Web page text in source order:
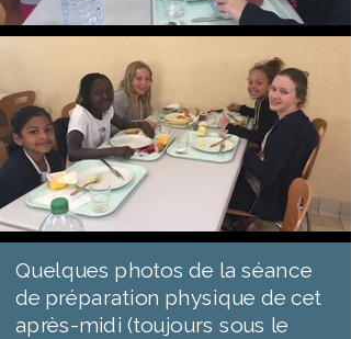
Quelques photos de la séance
de préparation physique de cet
après-midi (toujours sous le